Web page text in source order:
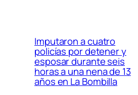
Imputaron a cuatro
policías por detener y
esposar durante seis
horas a una nena de 13
años en La Bombilla